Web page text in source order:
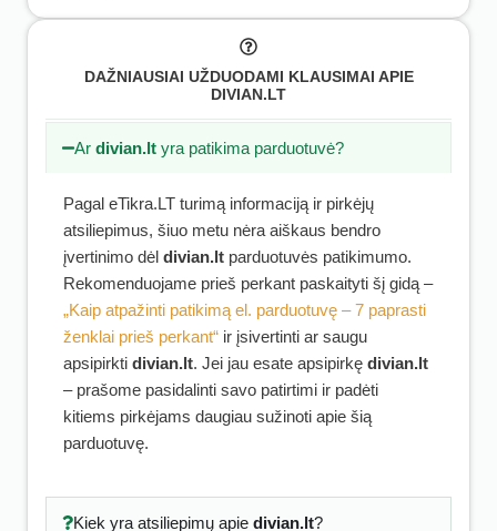
DAŽNIAUSIAI UŽDUODAMI KLAUSIMAI APIE
DIVIAN.LT
Ardivian.lt yra patikima parduotuvė?
Pagal eTikra.LT turimą informaciją ir pirkėjų
atsiliepimus, šiuo metu nėra aiškaus bendro
įvertinimo dėl divian.lt parduotuvės patikimumo.
Rekomenduojame prieš perkant paskaityti šį gidą –
„Kaip atpažinti patikimą el. parduotuvę – 7 paprasti
ženklai prieš perkant“ ir įsivertinti ar saugu
apsipirkti divian.lt. Jei jau esate apsipirkę divian.lt
– prašome pasidalinti savo patirtimi ir padėti
kitiems pirkėjams daugiau sužinoti apie šią
parduotuvę.
Kiek yra atsiliepimų apie divian.lt?